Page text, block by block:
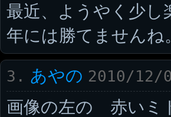
最近、ようやく少
年には勝てませんね
3. あやの 2010/12/
画像の左の 赤いミ